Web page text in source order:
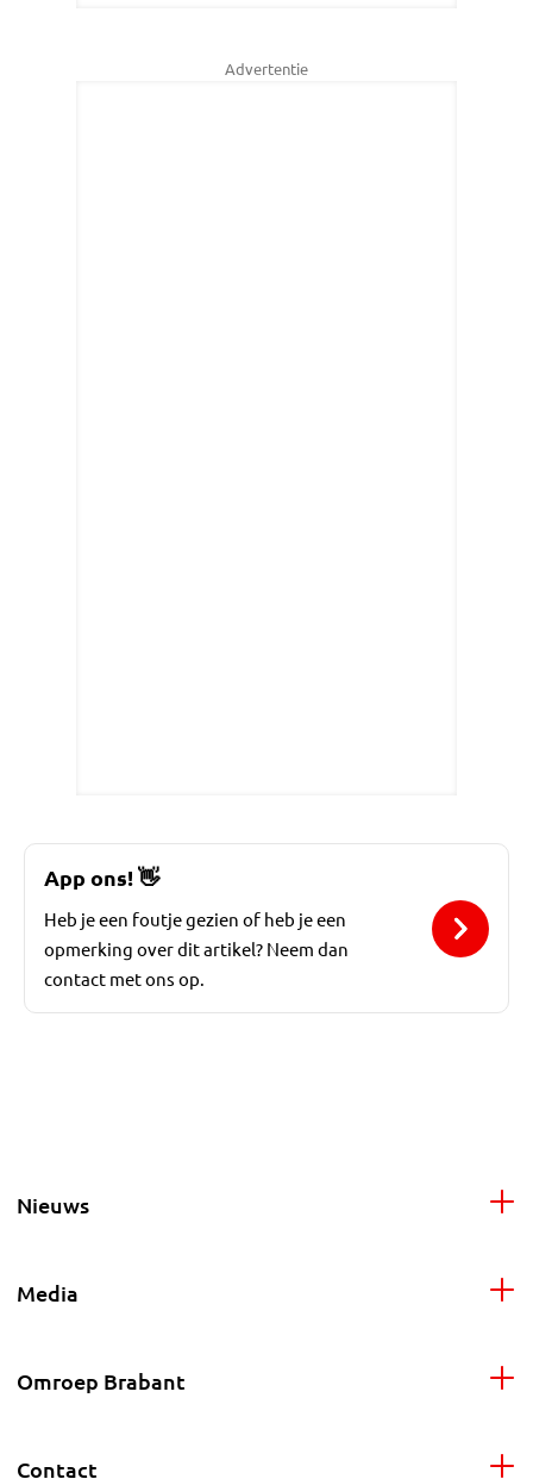
Advertentie
App ons!👋
Heb je een foutje gezien of heb je een
opmerking over dit artikel? Neem dan
contact met ons op.
Nieuws
Media
Omroep Brabant
Contact